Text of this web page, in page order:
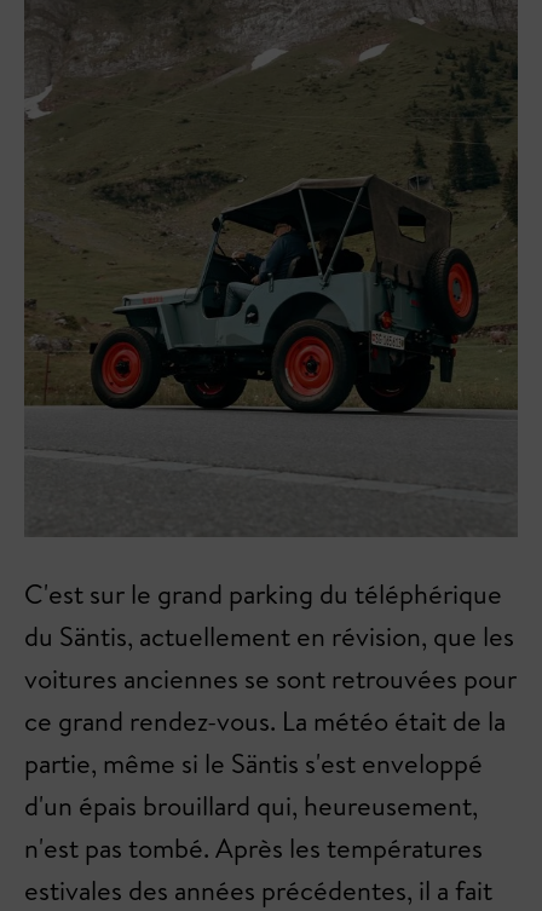
C'est sur le grand parking du téléphérique
du Säntis, actuellement en révision, que les
voitures anciennes se sont retrouvées pour
ce grand rendez-vous. La météo était de la
partie, même si le Säntis s'est enveloppé
d'un épais brouillard qui, heureusement,
n'est pas tombé. Après les températures
estivales des années précédentes, il a fait